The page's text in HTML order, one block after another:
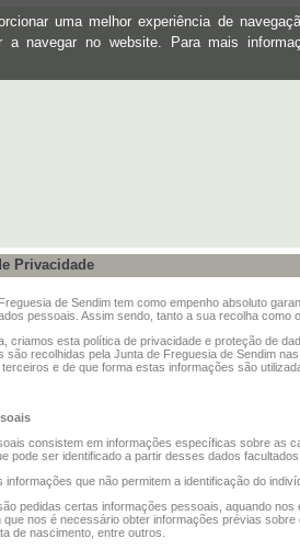
uma melhor experiência de
navegar no website. Para mais
Privacidade
de Sendim tem como empenho absoluto
pessoais. Assim sendo, tanto a sua recolha como
criamos esta política de privacidade e proteção de
são recolhidas pela Junta de Freguesia de Sendim
e de que forma estas informações são
consistem em informações específicas sobre as
pode ser identificado a partir desses dados facultados.
informações que não permitem a identificação do
pedidas certas informações pessoais, aquando
que nos é necessário obter informações prévias
de nascimento, entre outros.